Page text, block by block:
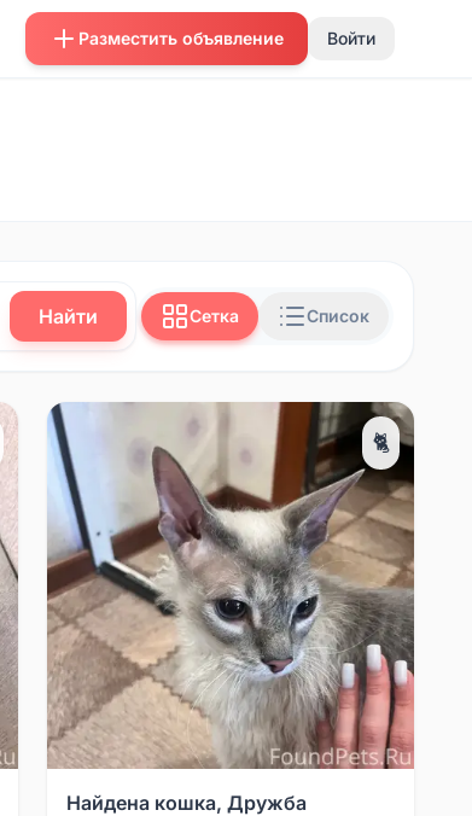
Разместить объявление Войти
Найти Сетка Список
🐈
Найдена кошка, Дружба